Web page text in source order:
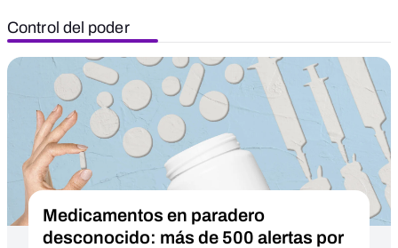
Control del poder
Medicamentos en paradero
desconocido: más de 500 alertas por